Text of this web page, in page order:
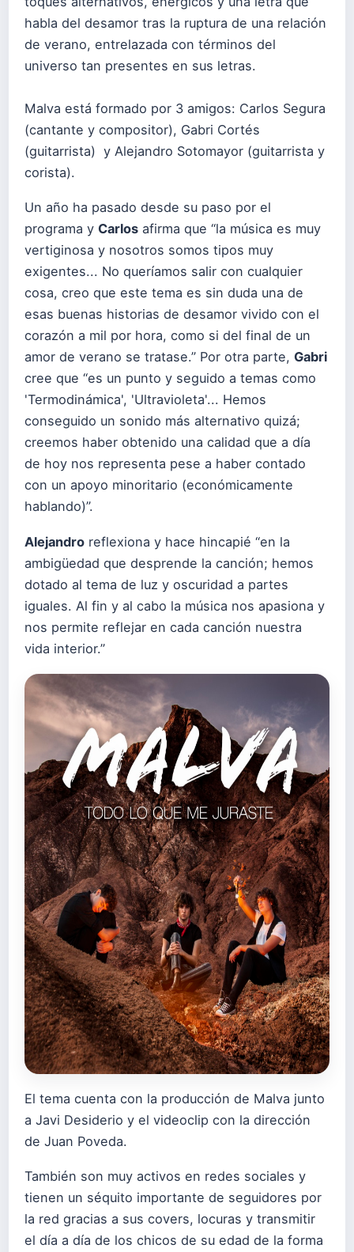
habla del desamor tras la ruptura de una relación
de verano, entrelazada con términos del
universo tan presentes en sus letras.
Malva está formado por 3 amigos: Carlos Segura
(cantante y compositor), Gabri Cortés
(guitarrista) y Alejandro Sotomayor (guitarrista y
corista).
Un año ha pasado desde su paso por el
programa y Carlos afirma que “la música es muy
vertiginosa y nosotros somos tipos muy
exigentes... No queríamos salir con cualquier
cosa, creo que este tema es sin duda una de
esas buenas historias de desamor vivido con el
corazón a mil por hora, como si del final de un
amor de verano se tratase.” Por otra parte, Gabri
cree que “es un punto y seguido a temas como
'Termodinámica', 'Ultravioleta'... Hemos
conseguido un sonido más alternativo quizá;
creemos haber obtenido una calidad que a día
de hoy nos representa pese a haber contado
con un apoyo minoritario (económicamente
hablando)”.
Alejandro reflexiona y hace hincapié “en la
ambigüedad que desprende la canción; hemos
dotado al tema de luz y oscuridad a partes
iguales. Al fin y al cabo la música nos apasiona y
nos permite reflejar en cada canción nuestra
vida interior.”
El tema cuenta con la producción de Malva junto
a Javi Desiderio y el videoclip con la dirección
de Juan Poveda.
También son muy activos en redes sociales y
tienen un séquito importante de seguidores por
la red gracias a sus covers, locuras y transmitir
el día a día de los chicos de su edad de la forma